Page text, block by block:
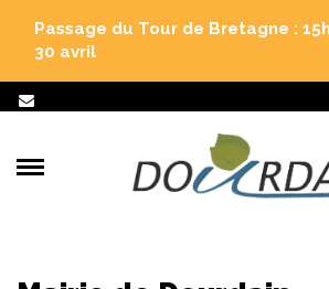
Passage du Tour de Bretagne :
30 avril